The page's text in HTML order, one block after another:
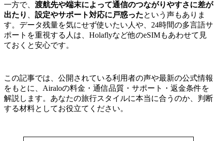
一方で、 渡航先や端末によって通信のつながりやすさに差が
出たり
設定やサポート対応に戸惑ったという声もありま
す。データ残量を気にせず使いたい人や、24時間の多言語サ
ポートを重視する人は、Holaflyなど他のeSIMもあわせて見
ておくと安心です。
この記事では、公開されている利用者の声や最新の公式情報
をもとに、Airaloの料金・通信品質・サポート・返金条件を
解説します。あなたの旅行スタイルに本当に合うのか、判断
する材料としてお役立てください。